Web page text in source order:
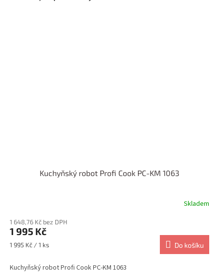
Kuchyňský robot Profi Cook PC-KM 1063
Skladem
1 648,76 Kč bez DPH
1 995 Kč
Měrná
1 995 Kč / 1 ks Do košíku
Kuchyňský robot Profi Cook PC-KM 1063